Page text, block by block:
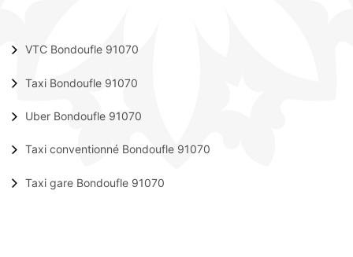
VTC Bondoufle 91070
Taxi Bondoufle 91070
Uber Bondoufle 91070
Taxi conventionné Bondoufle 91070
Taxi gare Bondoufle 91070